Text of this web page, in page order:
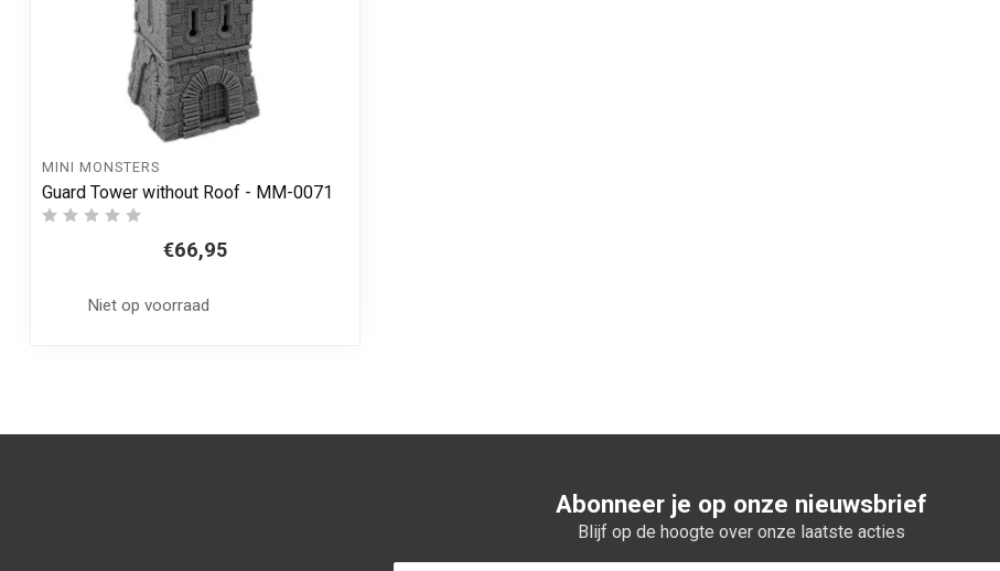
MINI MONSTERS
Guard Tower without Roof - MM-0071
€66,95
Niet op voorraad
Abonneer je op onze nieuwsbrief
Blijf op de hoogte over onze laatste acties